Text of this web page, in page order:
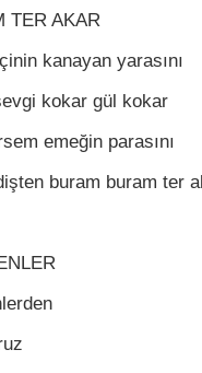
TER AKAR
kanayan yarasını
kokar gül kokar
emeğin parasını
buram buram ter